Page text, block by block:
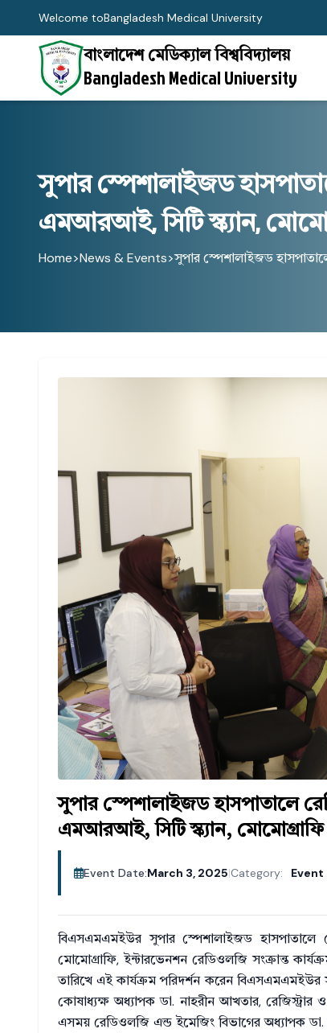
Welcome toBangladesh Medical University
বাংলাদেশ মেডিক্যাল বিশ্ববিদ্যালয়
Bangladesh Medical University
সুপার স্পেশালাইজড
এমআরআই, সিটি স্ক্যান,
Home>News & Events>সুপার স্পেশালাইজড
সুপার স্পেশালাইজড হাসপাতালে
এমআরআই, সিটি স্ক্যান, মোমোগ্রাফি
Event Date:March 3, 2025|Category: Event
বিএসএমএমইউর সুপার স্পেশালাইজড হাসপাতালে
মোমোগ্রাফি, ইন্টারভেনশন রেডিওলজি সংক্রান্ত
তারিখে এই কার্যক্রম পরিদর্শন করেন
কোষাধ্যক্ষ অধ্যাপক ডা. নাহরীন আখতার,
এসময় রেডিওলজি এন্ড ইমেজিং বিভাগের অধ্যাপক